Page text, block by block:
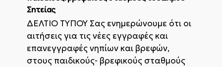
παιδικούς/
βρεφικούς
σταθμούς
του
Δήμου
Σητείας
ΔΕΛΤΙΟ ΤΥΠΟΥ Σας ενημερώνουμε ότι οι
αιτήσεις για τις νέες εγγραφές και
επανεγγραφές νηπίων και βρεφών,
στους παιδικούς- βρεφικούς σταθμούς